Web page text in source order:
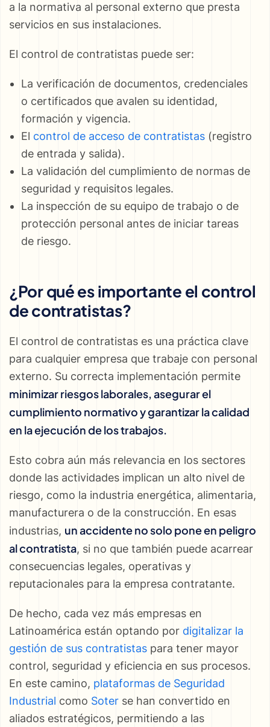
a la normativa al personal externo que presta
servicios en sus instalaciones.
El control de contratistas puede ser:
La verificación de documentos, credenciales
o certificados que avalen su identidad,
formación y vigencia.
El control de acceso de contratistas (registro
de entrada y salida).
La validación del cumplimiento de normas de
seguridad y requisitos legales.
La inspección de su equipo de trabajo o de
protección personal antes de iniciar tareas
de riesgo.
¿Por qué es importante el control
de contratistas?
El control de contratistas es una práctica clave
para cualquier empresa que trabaje con personal
externo. Su correcta implementación permite
minimizar riesgos laborales, asegurar el
cumplimiento normativo y garantizar la calidad
en la ejecución de los trabajos.
Esto cobra aún más relevancia en los sectores
donde las actividades implican un alto nivel de
riesgo, como la industria energética, alimentaria,
manufacturera o de la construcción. En esas
industrias, un accidente no solo pone en peligro
al contratista, si no que también puede acarrear
consecuencias legales, operativas y
reputacionales para la empresa contratante.
De hecho, cada vez más empresas en
Latinoamérica están optando por digitalizar la
gestión de sus contratistas para tener mayor
control, seguridad y eficiencia en sus procesos.
En este camino, plataformas de Seguridad
Industrial como Soter se han convertido en
aliados estratégicos, permitiendo a las